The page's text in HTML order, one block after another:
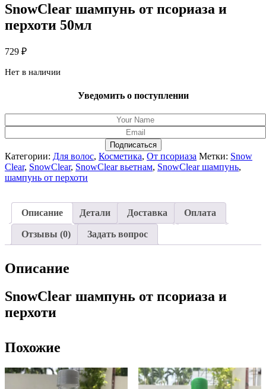
SnowClear шампунь от псориаза и
перхоти 50мл
729 ₽
Нет в наличии
Уведомить о поступлении
Подписаться
Категории: Для волос, Косметика, От псориаза Метки: Snow
Clear, SnowClear, SnowClear вьетнам, SnowClear шампунь,
шампунь от перхоти
Описание Детали Доставка Оплата
Отзывы (0) Задать вопрос
Описание
SnowClear шампунь от псориаза и
перхоти
Похожие